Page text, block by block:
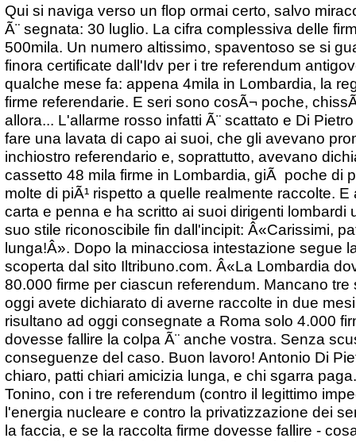
Qui si naviga verso un flop ormai certo, salvo
Ã¨ segnata: 30 luglio. La cifra complessiva delle
500mila. Un numero altissimo, spaventoso se si
finora certificate dall'Idv per i tre referendum
qualche mese fa: appena 4mila in Lombardia, la
firme referendarie. E seri sono cosÃ¬ poche,
allora... L'allarme rosso infatti Ã¨ scattato e Di
fare una lavata di capo ai suoi, che gli avevano
inchiostro referendario e, soprattutto, avevano
cassetto 48 mila firme in Lombardia, giÃ poche di
molte di piÃ¹ rispetto a quelle realmente raccolte.
carta e penna e ha scritto ai suoi dirigenti lombardi
suo stile riconoscibile fin dall'incipit: Â«Carissimi,
lunga!Â». Dopo la minacciosa intestazione segue
scoperta dal sito Iltribuno.com. Â«La Lombardia
80.000 firme per ciascun referendum. Mancano tre
oggi avete dichiarato di averne raccolte in due
risultano ad oggi consegnate a Roma solo 4.000
dovesse fallire la colpa Ã¨ anche vostra. Senza
conseguenze del caso. Buon lavoro! Antonio Di
chiaro, patti chiari amicizia lunga, e chi sgarra
Tonino, con i tre referendum (contro il legittimo
l'energia nucleare e contro la privatizzazione dei
la faccia, e se la raccolta firme dovesse fallire -